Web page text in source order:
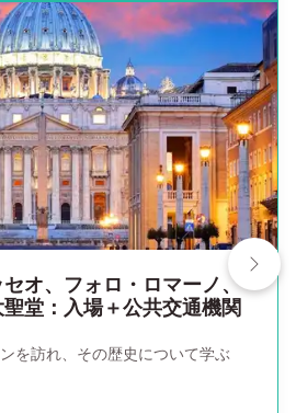
オ、フォロ・ロマーノ、
堂：入場＋公共交通機関
を訪れ、その歴史について学ぶ